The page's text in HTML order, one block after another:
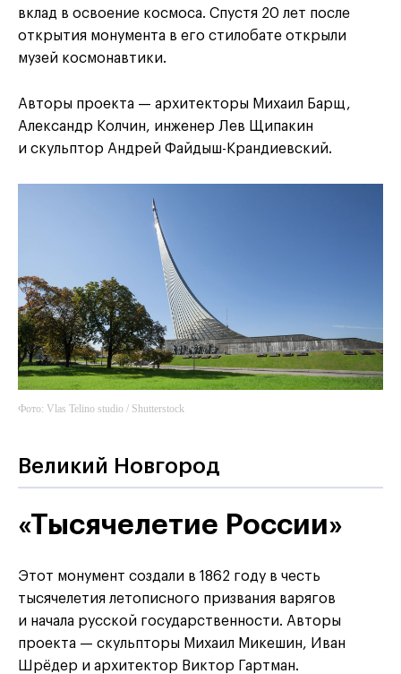
вклад в освоение космоса. Спустя 20 лет после
открытия монумента в его стилобате открыли
музей космонавтики.
Авторы проекта — архитекторы Михаил Барщ,
Александр Колчин, инженер Лев Щипакин
и скульптор Андрей Файдыш-Крандиевский.
Фото: Vlas Telino studio / Shutterstock
Великий Новгород
«Тысячелетие России»
Этот монумент создали в 1862 году в честь
тысячелетия летописного призвания варягов
и начала русской государственности. Авторы
проекта — скульпторы Михаил Микешин, Иван
Шрёдер и архитектор Виктор Гартман.